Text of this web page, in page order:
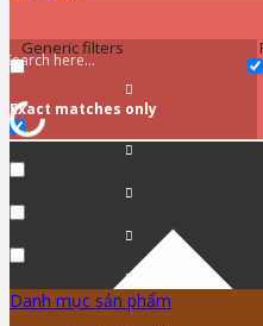
Generic filters
Exact matches only
Danh mục sản phẩm